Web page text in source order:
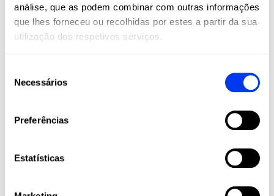
análise, que as podem combinar com outras informações
que lhes forneceu ou recolhidas por estes a partir da sua
utilização dos respetivos serviços.
Necessários
Preferências
Estatísticas
Raquetes, palas, calçado, roupa e acessórios
projetados para maximizar o seu jogo e
acompanhá-lo em cada etapa da sua jornada
Junte-se à nossa comunidade e viva o padel e